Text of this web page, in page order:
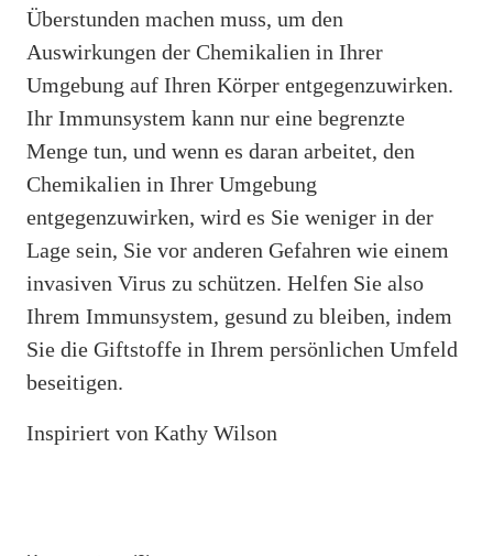
Überstunden machen muss, um den
Auswirkungen der Chemikalien in Ihrer
Umgebung auf Ihren Körper entgegenzuwirken.
Ihr Immunsystem kann nur eine begrenzte
Menge tun, und wenn es daran arbeitet, den
Chemikalien in Ihrer Umgebung
entgegenzuwirken, wird es Sie weniger in der
Lage sein, Sie vor anderen Gefahren wie einem
invasiven Virus zu schützen. Helfen Sie also
Ihrem Immunsystem, gesund zu bleiben, indem
Sie die Giftstoffe in Ihrem persönlichen Umfeld
beseitigen.
Inspiriert von Kathy Wilson